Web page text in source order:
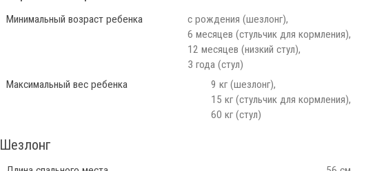
Минимальный возраст ребенка
с рождения (шезлонг),
6 месяцев (стульчик для кормления),
12 месяцев (низкий стул),
3 года (стул)
Максимальный вес ребенка
9 кг (шезлонг),
15 кг (стульчик для кормления),
60 кг (стул)
Шезлонг